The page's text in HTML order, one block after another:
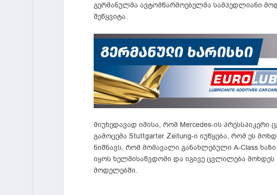
გერმანულმა ავტომწარმოებელმა სამპედლიანი
შეწყვიტა.
მიუხედავად იმისა, რომ Mercedes-ის
გამოცემა Stuttgarter Zeitung-ი იუწყება, რომ ეს
ნიშნავს, რომ მომავალი განახლებული A-Class
იყოს ხელმისაწვდომი და იგივე ცვლილება მოხდეს
მოდელებში.